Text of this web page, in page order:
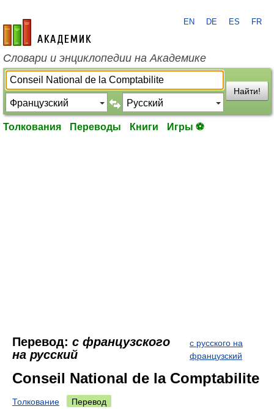
academic.ru
EN DE ES FR
Словари и энциклопедии на Академике
Найти!
Толкования Переводы Книги Игры ⚽
Перевод: с французского
на русский
с русского на
французский
Conseil National de la Comptabilite
Толкование Перевод